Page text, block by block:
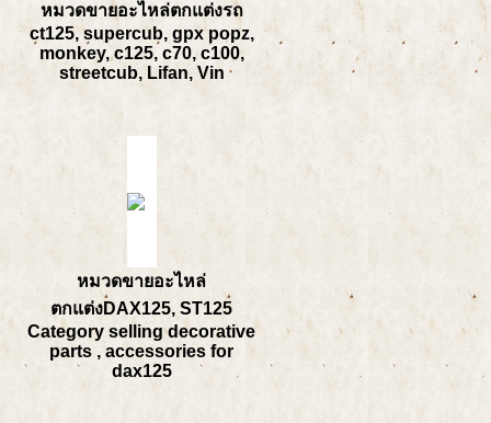
หมวดขายอะไหล่ตกแต่งรถ
ct125, supercub, gpx popz,
monkey, c125, c70, c100,
streetcub, Lifan, Vin
หมวดขายอะไหล่
ตกแต่งDAX125, ST125
Category selling decorative
parts , accessories for
dax125